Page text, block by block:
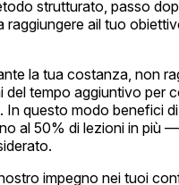
strutturato, passo
raggiungere ail tuo
la tua costanza, non
del tempo aggiuntivo per
In questo modo benefici
al 50% di lezioni in più
impegno nei tuoi